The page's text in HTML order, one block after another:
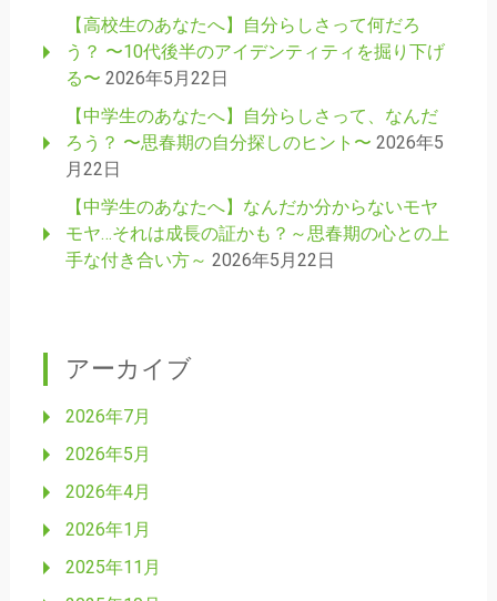
【高校生のあなたへ】自分らしさって何だろ
う？ 〜10代後半のアイデンティティを掘り下げ
る〜 2026年5月22日
【中学生のあなたへ】自分らしさって、なんだ
ろう？ 〜思春期の自分探しのヒント〜 2026年5
月22日
【中学生のあなたへ】なんだか分からないモヤ
モヤ…それは成長の証かも？～思春期の心との上
手な付き合い方～ 2026年5月22日
アーカイブ
2026年7月
2026年5月
2026年4月
2026年1月
2025年11月